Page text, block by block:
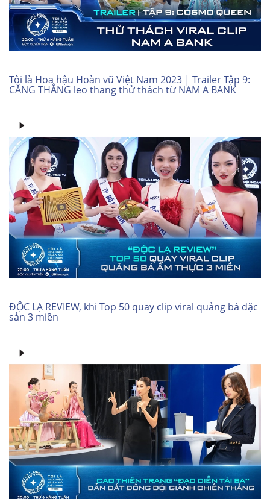
Tôi là Hoa hậu Hoàn vũ Việt Nam 2023 | Trailer Tập 9:
CĂNG THẲNG leo thang thử thách từ NAM A BANK
ĐỘC LẠ REVIEW, khi Top 50 quay clip viral quảng bá đặc
sản 3 miền